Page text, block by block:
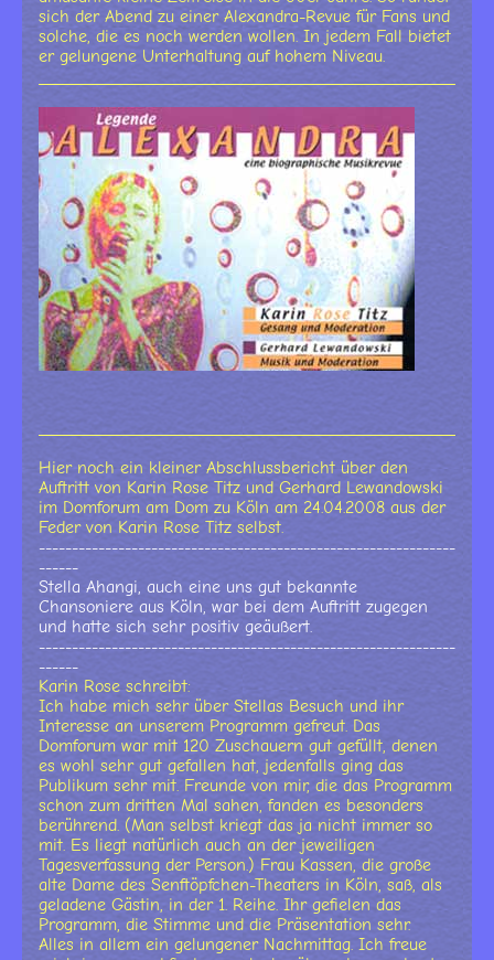
sich der Abend zu einer Alexandra-Revue für Fans und
solche, die es noch werden wollen. In jedem Fall bietet
er gelungene Unterhaltung auf hohem Niveau.
Hier noch ein kleiner Abschlussbericht über den
Auftritt von Karin Rose Titz und Gerhard Lewandowski
im Domforum am Dom zu Köln am 24.04.2008 aus der
Feder von Karin Rose Titz selbst.
---------------------------------------------------------------
------
Stella Ahangi, auch eine uns gut bekannte
Chansoniere aus Köln, war bei dem Auftritt zugegen
und hatte sich sehr positiv geäußert.
---------------------------------------------------------------
------
Karin Rose schreibt:
Ich habe mich sehr über Stellas Besuch und ihr
Interesse an unserem Programm gefreut. Das
Domforum war mit 120 Zuschauern gut gefüllt, denen
es wohl sehr gut gefallen hat, jedenfalls ging das
Publikum sehr mit. Freunde von mir, die das Programm
schon zum dritten Mal sahen, fanden es besonders
berührend. (Man selbst kriegt das ja nicht immer so
mit. Es liegt natürlich auch an der jeweiligen
Tagesverfassung der Person.) Frau Kassen, die große
alte Dame des Senftöpfchen-Theaters in Köln, saß, als
geladene Gästin, in der 1. Reihe. Ihr gefielen das
Programm, die Stimme und die Präsentation sehr.
Alles in allem ein gelungener Nachmittag. Ich freue